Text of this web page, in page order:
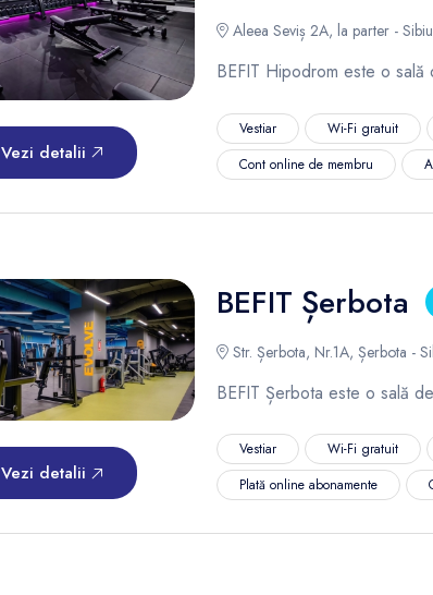
Vezi detalii
Aleea Seviș 2A, la parter - Sibiu
BEFIT Hipodrom este o sală
Vestiar Wi-Fi gratuit
Cont online de membru
Vezi detalii
BEFIT Șerbota
Str. Șerbota, Nr.1A, Șerbota -
BEFIT Șerbota este o sală
Vestiar Wi-Fi gratuit
Plată online abonamente